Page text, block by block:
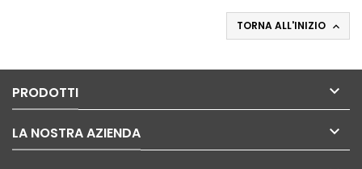
TORNA ALL'INIZIO 
PRODOTTI 
LA NOSTRA AZIENDA 